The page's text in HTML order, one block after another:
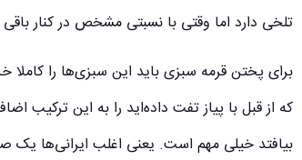
تلخی دارد اما وقتی با نسبتی مشخص در کنار
برای پختن قرمه سبزی باید این سبزی‌ها را
که از قبل با پیاز تفت داده‌اید را به این ترکیب
بیافتد خیلی مهم است. یعنی اغلب ایرانی‌ها یک